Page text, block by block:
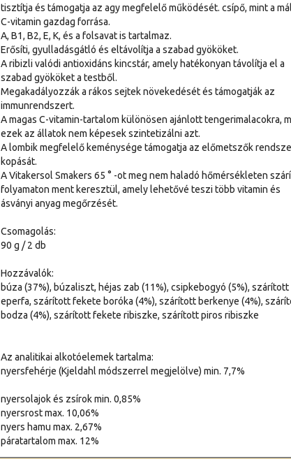
tisztítja és támogatja az agy megfelelő működését. csípő, mint a
C-vitamin gazdag forrása.
A, B1, B2, E, K, és a folsavat is tartalmaz.
Erősíti, gyulladásgátló és eltávolítja a szabad gyököket.
A ribizli valódi antioxidáns kincstár, amely hatékonyan távolítja el a
szabad gyököket a testből.
Megakadályozzák a rákos sejtek növekedését és támogatják az
immunrendszert.
A magas C-vitamin-tartalom különösen ajánlott tengerimalacokra,
ezek az állatok nem képesek szintetizálni azt.
A lombik megfelelő keménysége támogatja az előmetszők
kopását.
A Vitakersol Smakers 65 ° -ot meg nem haladó hőmérsékleten
folyamaton ment keresztül, amely lehetővé teszi több vitamin és
ásványi anyag megőrzését.
Csomagolás:
90 g / 2 db
Hozzávalók:
búza (37%), búzaliszt, héjas zab (11%), csipkebogyó (5%), szárított
eperfa, szárított fekete boróka (4%), szárított berkenye (4%),
bodza (4%), szárított fekete ribiszke, szárított piros ribiszke
Az analitikai alkotóelemek tartalma:
nyersfehérje (Kjeldahl módszerrel megjelölve) min. 7,7%
nyersolajok és zsírok min. 0,85%
nyersrost max. 10,06%
nyers hamu max. 2,67%
páratartalom max. 12%